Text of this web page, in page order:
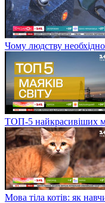
Чому людству
ТОП-5 найкрасивіших
Мова тіла котів: як